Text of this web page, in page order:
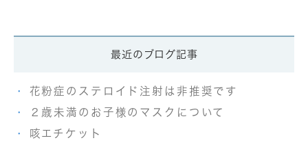
最近のブログ記事
花粉症のステロイド注射は非推奨です
２歳未満のお子様のマスクについて
咳エチケット